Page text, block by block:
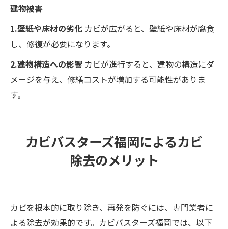
建物被害
1.壁紙や床材の劣化 カビが広がると、壁紙や床材が腐食
し、修復が必要になります。
2.建物構造への影響 カビが進行すると、建物の構造にダ
メージを与え、修繕コストが増加する可能性がありま
す。
カビバスターズ福岡によるカビ
除去のメリット
カビを根本的に取り除き、再発を防ぐには、専門業者に
よる除去が効果的です。カビバスターズ福岡では、以下